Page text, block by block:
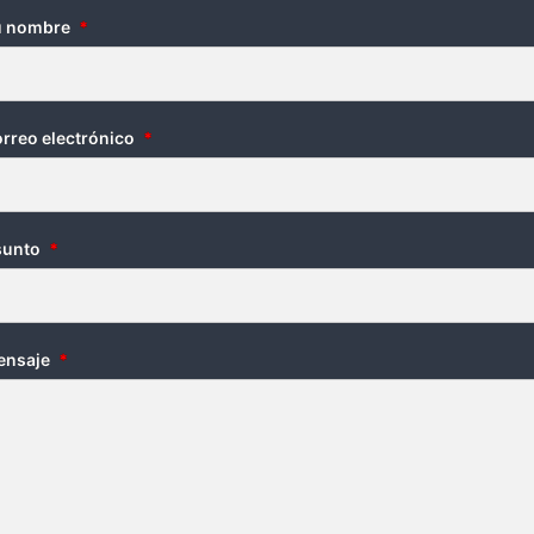
nombre *
electrónico *
*
*